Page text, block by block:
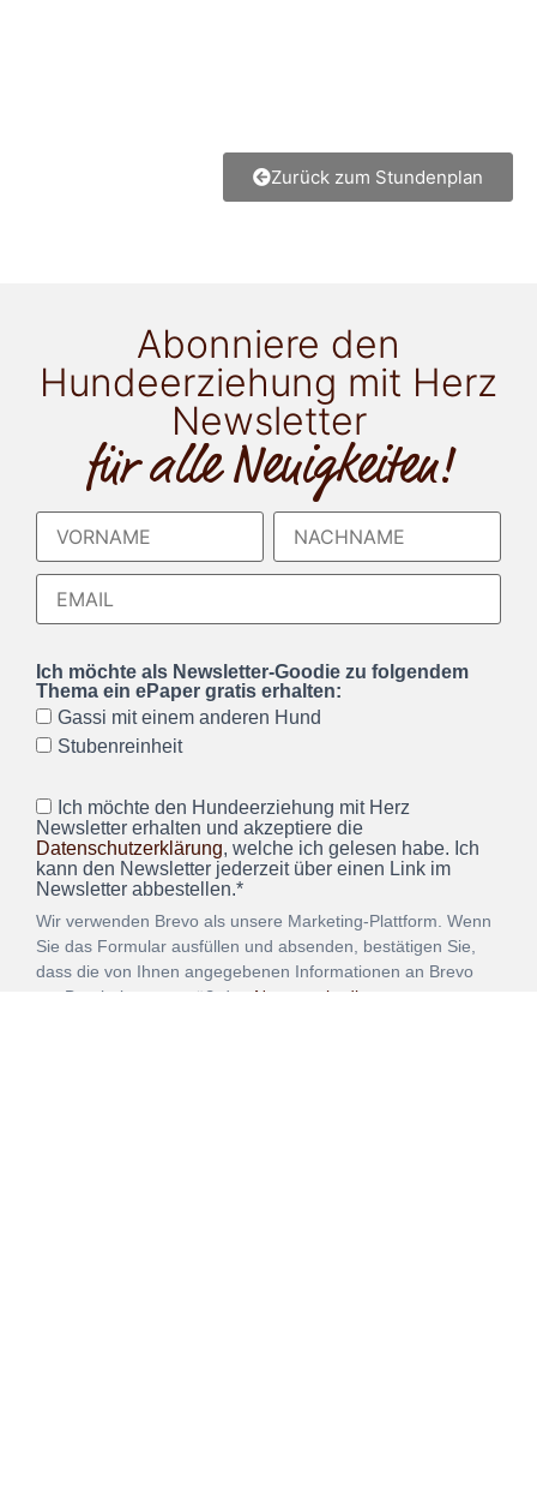
Zurück zum Stundenplan
Abonniere den
Hundeerziehung mit Herz
Newsletter
für alle Neuigkeiten!
Ich möchte als Newsletter-Goodie zu folgendem
Thema ein ePaper gratis erhalten:
Gassi mit einem anderen Hund
Stubenreinheit
Ich möchte den Hundeerziehung mit Herz
Newsletter erhalten und akzeptiere die
Datenschutzerklärung, welche ich gelesen habe. Ich
kann den Newsletter jederzeit über einen Link im
Newsletter abbestellen.*
Wir verwenden Brevo als unsere Marketing-Plattform. Wenn
Sie das Formular ausfüllen und absenden, bestätigen Sie,
dass die von Ihnen angegebenen Informationen an Brevo
zur Bearbeitung gemäß den Nutzungsbedingungen